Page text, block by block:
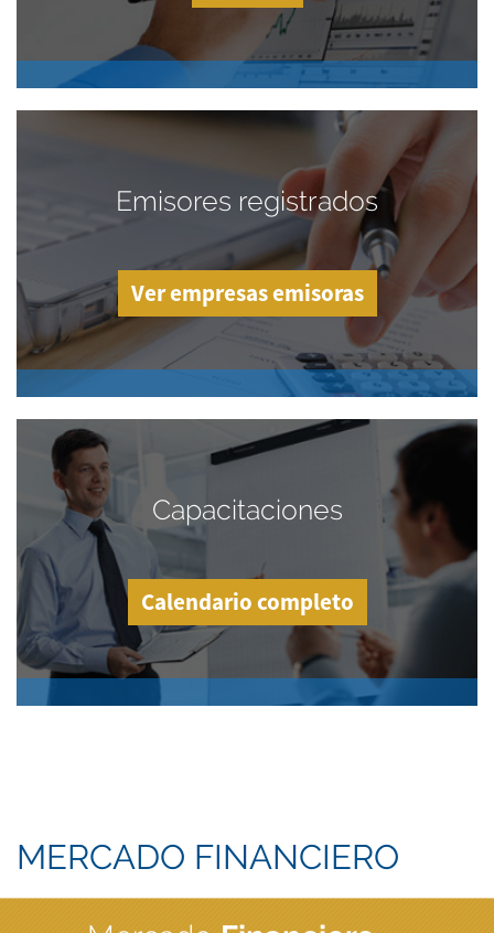
Emisores registrados
Ver empresas emisoras
Capacitaciones
Calendario completo
MERCADO FINANCIERO